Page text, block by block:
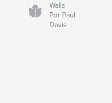
Walls
Por Paul
Davis